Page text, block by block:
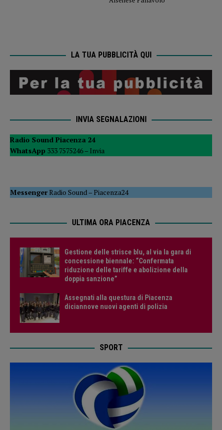
LA TUA PUBBLICITÀ QUI
INVIA SEGNALAZIONI
Radio Sound Piacenza 24
WhatsApp 333 7575246 – Invia
MessengerRadio Sound–Piacenza24
ULTIMA ORA PIACENZA
Gestione delle strisce blu, al via la gara di
concessione biennale: “Confermata
riduzione delle tariffe e abolizione della
doppia sanzione”
Assegnati alla questura di Piacenza
diciannove nuovi agenti di polizia
SPORT